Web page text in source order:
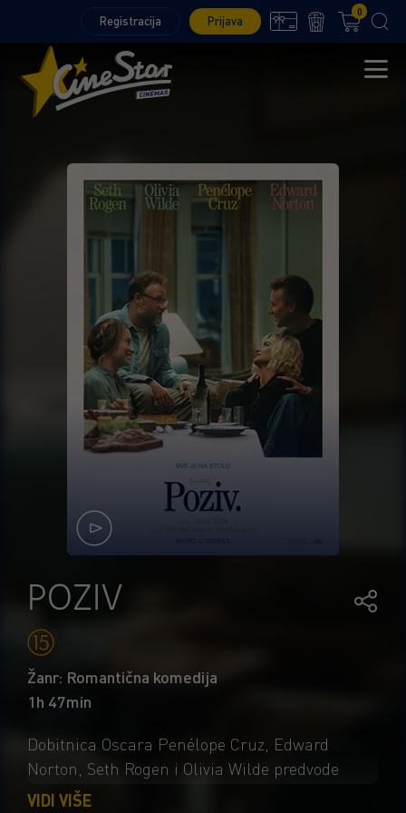
Registracija Prijava
0
POZIV
Žanr: Romantična komedija
1h 47min
Dobitnica Oscara Penélope Cruz, Edward
Norton, Seth Rogen i Olivia Wilde predvode
inteligentnu komediju o jednoj večeri, jednom
VIDI VIŠE